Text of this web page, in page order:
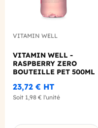
VITAMIN WELL
VITAMIN WELL -
RASPBERRY ZERO
BOUTEILLE PET 500ML
23,72 € HT
Soit 1,98 € l'unité